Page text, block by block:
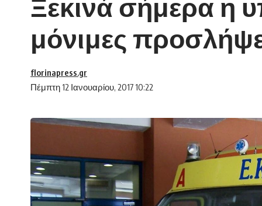
Ξεκινά σήμερα η
μόνιμες
Πέμπτη 12 Ιανουαρίου, 2017 10:22
florinapress.gr